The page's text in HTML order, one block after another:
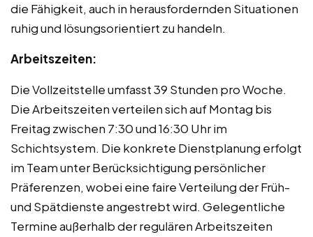
die Fähigkeit, auch in herausfordernden Situationen
ruhig und lösungsorientiert zu handeln.
Arbeitszeiten:
Die Vollzeitstelle umfasst 39 Stunden pro Woche.
Die Arbeitszeiten verteilen sich auf Montag bis
Freitag zwischen 7:30 und 16:30 Uhr im
Schichtsystem. Die konkrete Dienstplanung erfolgt
im Team unter Berücksichtigung persönlicher
Präferenzen, wobei eine faire Verteilung der Früh-
und Spätdienste angestrebt wird. Gelegentliche
Termine außerhalb der regulären Arbeitszeiten